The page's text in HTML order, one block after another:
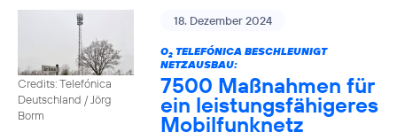
Credits: Telefónica
Deutschland / Jörg
Borm
18. Dezember 2024
O2TELEFÓNICA BESCHLEUNIGT
NETZAUSBAU:
7500 Maßnahmen für
ein leistungsfähigeres
Mobilfunknetz